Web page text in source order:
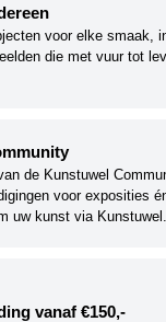
voor elke smaak,
die met vuur tot
de Kunstuwel
voor exposities
uw kunst via
vanaf €150,-